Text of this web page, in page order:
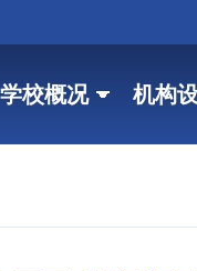
学校概况 机构